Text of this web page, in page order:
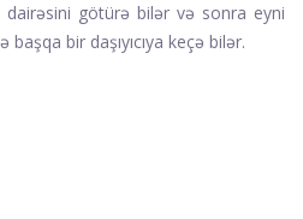
götürə bilər və sonra eyni
bir daşıyıcıya keçə bilər.